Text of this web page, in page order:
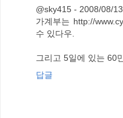
@sky415 - 2008/08/
가계부는 http://
수 있다우.
그리고 5일에 있는 60
답글